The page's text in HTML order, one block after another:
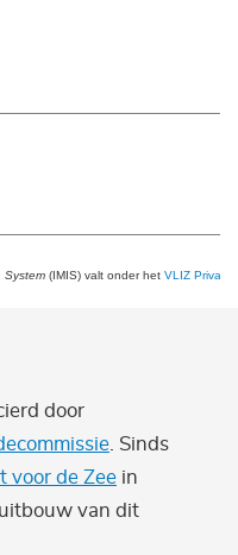
System (IMIS) valt onder het VLIZ Privacy
door
. Sinds
voor de Zee in
van dit